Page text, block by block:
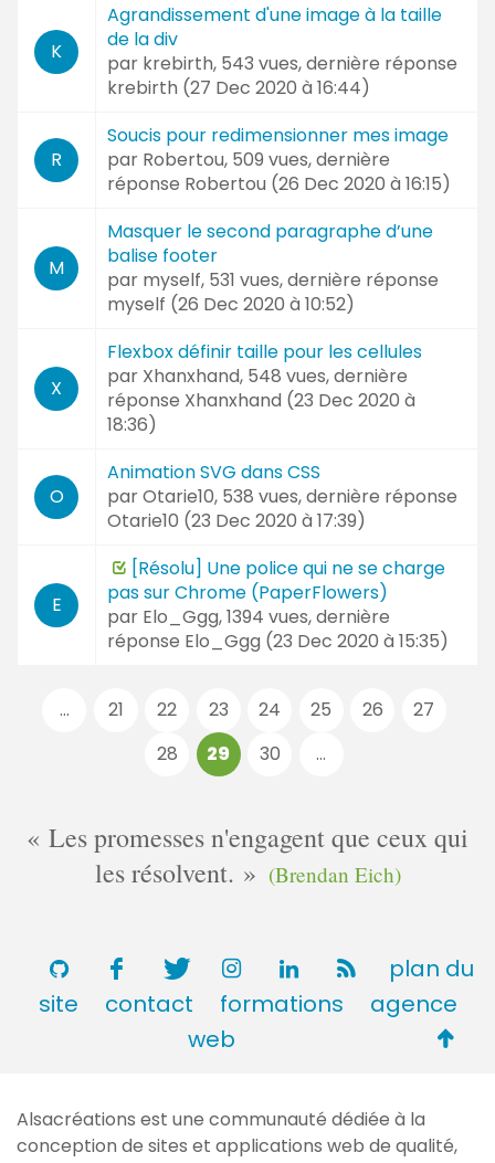
K
Agrandissement d'une image à la taille
de la div
par krebirth, 543 vues, dernière réponse
krebirth (27 Dec 2020 à 16:44)
R
Soucis pour redimensionner mes image
par Robertou, 509 vues, dernière
réponse Robertou (26 Dec 2020 à 16:15)
M
Masquer le second paragraphe d’une
balise footer
par myself, 531 vues, dernière réponse
myself (26 Dec 2020 à 10:52)
X
Flexbox définir taille pour les cellules
par Xhanxhand, 548 vues, dernière
réponse Xhanxhand (23 Dec 2020 à
18:36)
O
Animation SVG dans CSS
parOtarie10, 538 vues, dernière réponse
Otarie10 (23 Dec 2020 à 17:39)
E
[Résolu] Une police qui ne se charge
pas sur Chrome (PaperFlowers)
par Elo_Ggg, 1394 vues, dernière
réponse Elo_Ggg (23 Dec 2020 à 15:35)
... 21 22 23 24 25 26
27
28
29 30 ...
Les promesses n'engagent que ceux qui
les résolvent.
(Brendan Eich)
plan du
site
contact formations
agence
web
de
Alsacréations est une communauté dédiée à la
conception de sites et applications web de qualité,